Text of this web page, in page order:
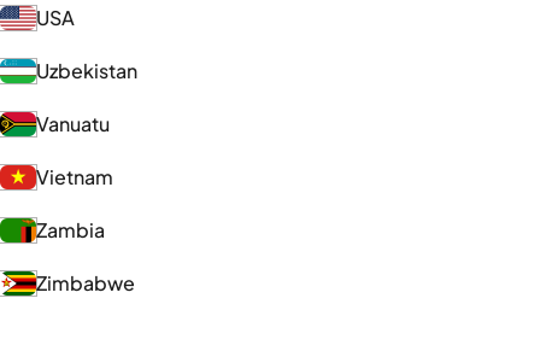
USA
Uzbekistan
Vanuatu
Vietnam
Zambia
Zimbabwe